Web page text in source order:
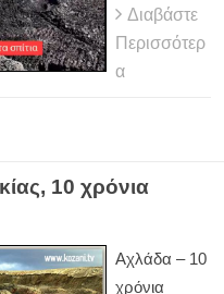
Διαβάστε
Περισσότερ
α
10 χρόνια
Αχλάδα – 10
χρόνια